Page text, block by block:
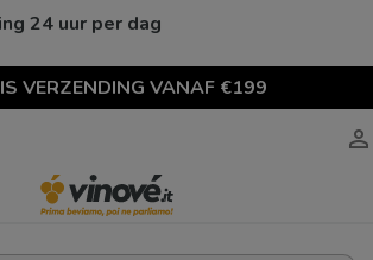
24 uur per dag
VERZENDING VANAF €199
